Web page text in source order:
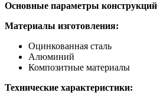
Основные параметры конструкций
Материалы изготовления:
Оцинкованная сталь
Алюминий
Композитные материалы
Технические характеристики: